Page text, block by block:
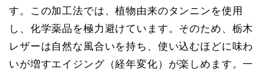
す。この加工法では、植物由来のタンニンを使用
し、化学薬品を極力避けています。そのため、栃木
レザーは自然な風合いを持ち、使い込むほどに味わ
いが増すエイジング（経年変化）が楽しめます。一